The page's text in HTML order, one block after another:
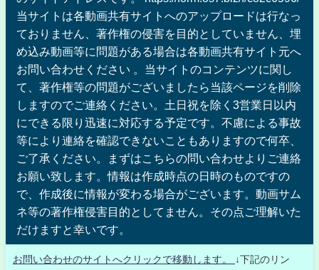
当サイトは各動画共有サイトへのアップロードは行なっ
ておりません、著作権の侵害を目的としていません、埋
め込み動画等に問題がある場合は各動画共有サイト元へ
お問い合わせください 。当サイトのコンテンツに関し
て、著作権等の問題がございましたら当該ページを削除
しますのでご連絡ください。土日祝を除く3営業日以内
にできる限り迅速に対応する予定です。不慮による事故
等により連絡を確認できないこともありますので何卒、
ご了承ください。まずはこちらの問い合わせよりご連絡
お願い致します。情報は作成時点の日時のものですの
で、作成後に情報が変わる場合がございます。動画サム
ネ等の著作権侵害目的としてません。その点ご理解いた
だけますと幸いです。
お問い合わせのサイトへクリックで移動します。
↓下記のリン